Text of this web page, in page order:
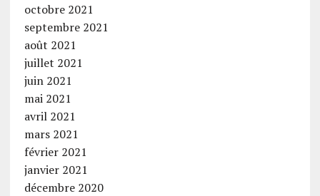
octobre 2021
septembre 2021
août 2021
juillet 2021
juin 2021
mai 2021
avril 2021
mars 2021
février 2021
janvier 2021
décembre 2020